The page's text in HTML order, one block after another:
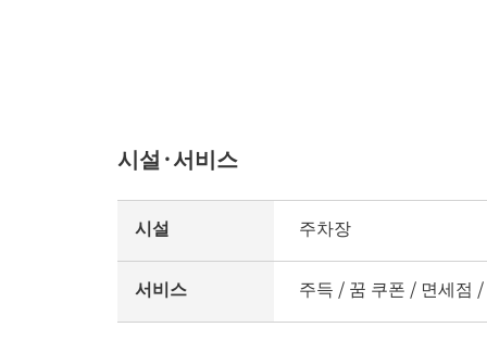
시설·서비스
시설 주차장
서비스 주득 / 꿈 쿠폰 / 면세점